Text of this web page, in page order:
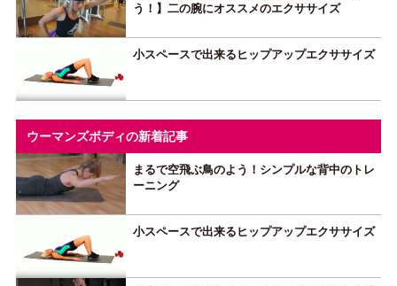
う！】二の腕にオススメのエクササイズ
小スペースで出来るヒップアップエクササイズ
ウーマンズボディの新着記事
まるで空飛ぶ鳥のよう！シンプルな背中のトレ
ーニング
小スペースで出来るヒップアップエクササイズ